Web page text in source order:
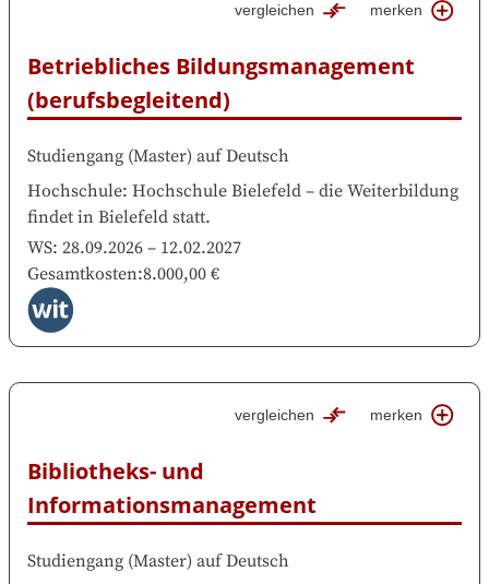
Betriebliches Bildungsmanagement
(berufsbegleitend)
vergleichen merken
Studiengang (Master) auf Deutsch
Hochschule: Hochschule Bielefeld – die Weiterbildung
findet in Bielefeld statt.
WS: 28.09.2026 – 12.02.2027
Gesamtkosten:8.000,00 €
Bibliotheks- und
Informationsmanagement
vergleichen merken
Studiengang (Master) auf Deutsch